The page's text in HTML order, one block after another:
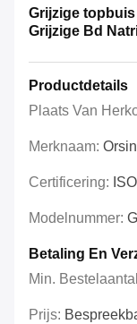
Grijzige
Grijzige Bd
Productdetails
Plaats Van
Merknaam: Orsin
Certificering:
Modelnummer:
Betaling En
Min.
Prijs: